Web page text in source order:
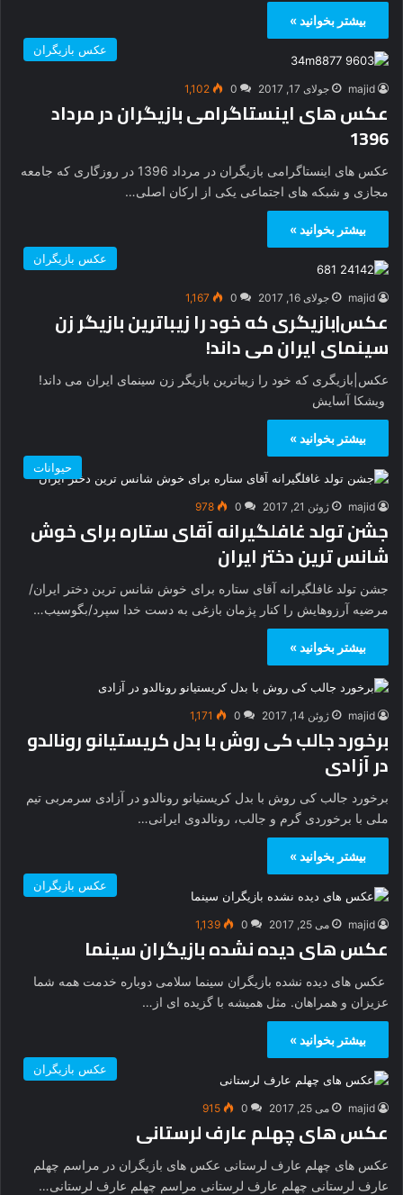
بیشتر بخوانید »
عکس بازیگران
majid جولای 17, 2017 0
1,102
عکس های اینستاگرامی بازیگران در مرداد
1396
عکس های اینستاگرامی بازیگران در مرداد 1396 در روزگاری که جامعه
مجازی و شبکه های اجتماعی یکی از ارکان اصلی…
بیشتر بخوانید »
عکس بازیگران
majid جولای 16, 2017 0
1,167
عکس|بازیگری که خود را زیباترین بازیگر زن
سینمای ایران می داند!
عکس|بازیگری که خود را زیباترین بازیگر زن سینمای ایران می داند!
ویشکا آسایش
بیشتر بخوانید »
حیوانات
majid ژوئن 21, 2017 0
978
جشن تولد غافلگیرانه آقای ستاره برای خوش
شانس ترین دختر ایران
جشن تولد غافلگیرانه آقای ستاره برای خوش شانس ترین دختر ایران/
مرضیه آرزوهایش را کنار پژمان بازغی به دست خدا سپرد/بگوسیب…
بیشتر بخوانید »
majid ژوئن 14, 2017 0
1,171
برخورد جالب کی روش با بدل کریستیانو رونالدو
در آزادی
برخورد جالب کی روش با بدل کریستیانو رونالدو در آزادی سرمربی تیم
ملی با برخوردی گرم و جالب، رونالدوی ایرانی…
بیشتر بخوانید »
عکس بازیگران
majid می 25, 2017 0
1,139
عکس های دیده نشده بازیگران سینما
عکس های دیده نشده بازیگران سینما سلامی دوباره خدمت همه شما
عزیزان و همراهان. مثل همیشه با گزیده ای از…
بیشتر بخوانید »
عکس بازیگران
majid می 25, 2017 0
915
عکس های چهلم عارف لرستانی
عکس های چهلم عارف لرستانی عکس های بازیگران در مراسم چهلم
عارف لرستانی چهلم عارف لرستانی مراسم چهلم عارف لرستانی…